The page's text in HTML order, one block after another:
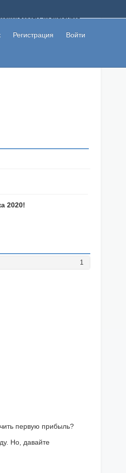
работы, не вкладывая
сможете начать зарабатывать
ждать.
Регистрация Войти
2020!
1
первую прибыль?
Но, давайте